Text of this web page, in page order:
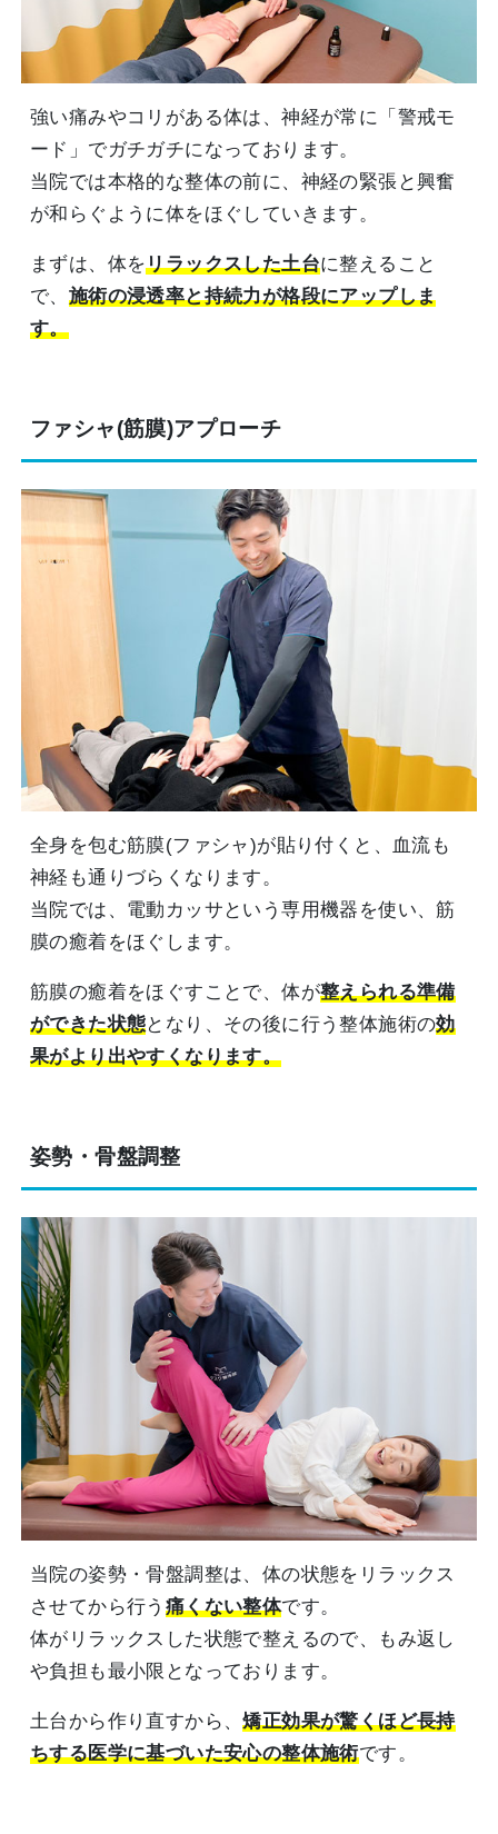
強い痛みやコリがある体は、神経が常に「警戒モ
ード」でガチガチになっております。
当院では本格的な整体の前に、神経の緊張と興奮
が和らぐように体をほぐしていきます。
まずは、体をリラックスした土台に整えること
で、 施術の浸透率と持続力が格段にアップしま
す。
ファシャ(筋膜)アプローチ
全身を包む筋膜(ファシャ)が貼り付くと、血流も
神経も通りづらくなります。
当院では、電動カッサという専用機器を使い、筋
膜の癒着をほぐします。
筋膜の癒着をほぐすことで、体が整えられる準備
ができた状態となり、その後に行う整体施術の効
果がより出やすくなります。
姿勢・骨盤調整
当院の姿勢・骨盤調整は、体の状態をリラックス
させてから行う 痛くない整体です。
体がリラックスした状態で整えるので、もみ返し
や負担も最小限となっております。
土台から作り直すから、矯正効果が驚くほど長持
ちする医学に基づいた安心の整体施術です。